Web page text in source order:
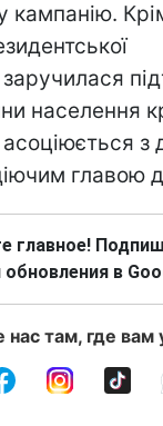
кампанію.
заручилася
населення
з
главою
главное!
в
нас там, где вам